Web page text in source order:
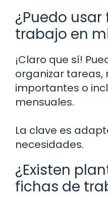
¿Puedo
trabajo en
¡Claro que sí!
organizar tareas,
importantes o
mensuales.
La clave es
necesidades.
¿Existen
fichas de